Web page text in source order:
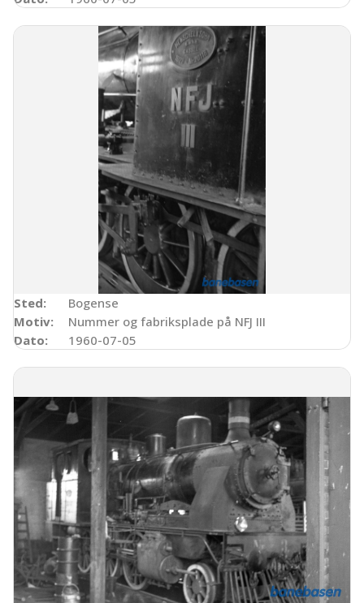
Sted:
Bogense
Motiv:
Nummer og fabriksplade på NFJ III
Dato:
1960-07-05